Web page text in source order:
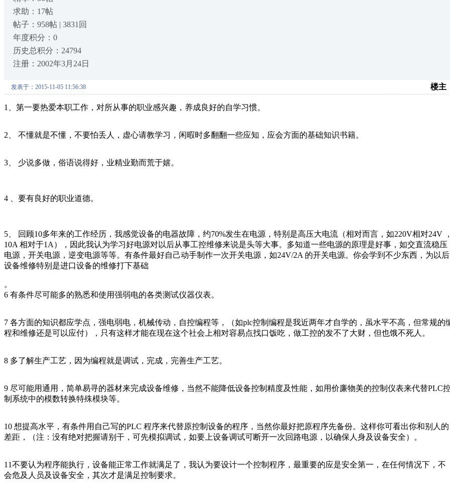
求助：17帖
帖子：958帖 | 3831回
年度积分：0
历史总积分：24794
注册：2002年3月24日
发表于：2015-11-05 11:56:38 楼主
1、第一要热爱本职工作，对所从事的职业感兴趣，养成良好的自学习惯。
2、 不懂就是不懂，不要怕丢人，虚心请教学习，闲暇时多翻翻一些应知，应会方面的基础知识书籍。
3、 少说多做，俗语说得好，业精业勤而荒于嬉。
4 、要有良好的职业道德。
5、 回顾10多年来的工作经历，我感觉设备的电器故障，约70%发生在电源，特别是高压大电流（相对而言，如220V相对24V ，
10A 相对于1A），因此我认为学习好电源对以后从事工控维修来说是头等大事。多知道一些电源的原理是好事，如交直流稳压
电源，开关电源，逆变电源等等。有条件最好自己动手制作一次开关电源，如24V/2A 的开关电源。你会学到不少东西，为以后
设备维修特别是进口设备的维修打下基础
。
6 有条件尽可能多的熟悉和使用强弱电的各类测试仪器仪表。
7 各方面的知识都应学点，强电弱电，机械传动，自控编程等，（如plc控制编程是我近两年才自学的，虽水平不高，但常规的
程和维修还是可以应付），只有这样才能在现在这个社会上相对容易点找口饭吃，做工控的发不了大财，但也饿不死人。
8 多了解生产工艺，因为编程就是调试，完成，完善生产工艺。
9 尽可能用通用，简单易寻的器材来完成设备维修，当然不能降低设备控制精度及性能，如用价廉物美的控制仪表来代替PLC
制系统中的模数转换特殊模块等。
10 想提高水平，有条件用自己写的PLC 程序来代替原控制设备的程序，当然你最好把原程序先备份。这样你可看出你和别人的
差距，（注：没有绝对把握请别干，可先模拟调试，如要上设备调试可断开一次回路电源，以确保人身及设备安全）。
11不要认为程序能执行，设备能正常工作就满足了，我认为要设计一个控制程序，最重要的应是安全第一，在任何情况下，不
会危及人员及设备安全，其次才是满足控制要求。